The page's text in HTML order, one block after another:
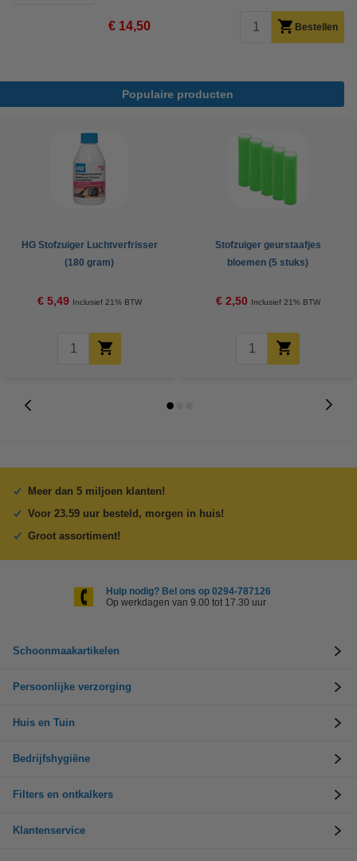
€ 14,50 Bestellen
Populaire producten
HG Stofzuiger Luchtverfrisser
(180 gram)
€ 5,49 Inclusief 21% BTW
Stofzuiger geurstaafjes
bloemen (5 stuks)
€ 2,50 Inclusief 21% BTW
Meer dan 5 miljoen klanten!
Voor 23.59 uur besteld, morgen in huis!
Groot assortiment!
Hulp nodig? Bel ons op 0294-787126
Op werkdagen van 9.00 tot 17.30 uur
Schoonmaakartikelen
Persoonlijke verzorging
Huis en Tuin
Bedrijfshygiëne
Filters en ontkalkers
Klantenservice